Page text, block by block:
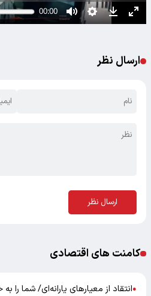
ارسال نظر
ارسال نظر
کامنت های اقتصادی
●انتقاد از معیارهای یارانه‌ای/ شما را